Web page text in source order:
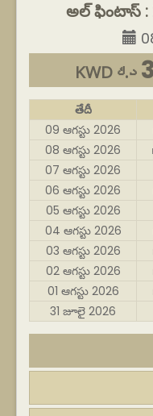
అల్ ఫింటాస్ :
KWD د.ك
తేదీ
09 ఆగస్టు 2026
08 ఆగస్టు 2026
07 ఆగస్టు 2026
06 ఆగస్టు 2026
05 ఆగస్టు 2026
04 ఆగస్టు 2026
03 ఆగస్టు 2026
02 ఆగస్టు 2026
01 ఆగస్టు 2026
31 జూలై 2026